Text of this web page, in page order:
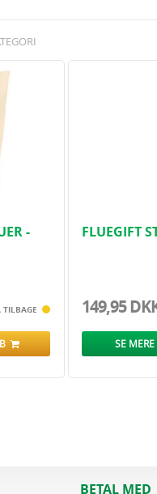
frømøl fra FHI i Norge!
-
TILBAGE
FLUEGIFT
149,95
SE MERE
BETAL MED